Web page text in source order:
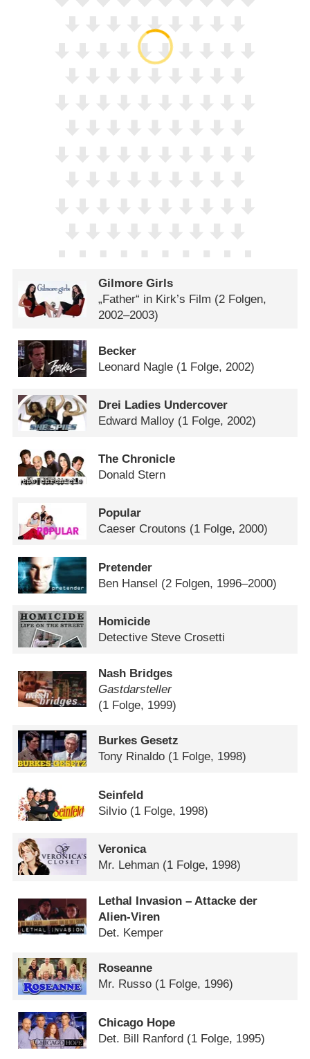
Gilmore Girls
„Father“ in Kirk’s Film (2 Folgen,
2002–2003)
Becker
Leonard Nagle (1 Folge, 2002)
Drei Ladies Undercover
Edward Malloy (1 Folge, 2002)
The Chronicle
Donald Stern
Popular
Caeser Croutons (1 Folge, 2000)
Pretender
Ben Hansel (2 Folgen, 1996–2000)
Homicide
Detective Steve Crosetti
Nash Bridges
Gastdarsteller
(1 Folge, 1999)
Burkes Gesetz
Tony Rinaldo (1 Folge, 1998)
Seinfeld
Silvio (1 Folge, 1998)
Veronica
Mr. Lehman (1 Folge, 1998)
Lethal Invasion – Attacke der
Alien-Viren
Det. Kemper
Roseanne
Mr. Russo (1 Folge, 1996)
Chicago Hope
Det. Bill Ranford (1 Folge, 1995)